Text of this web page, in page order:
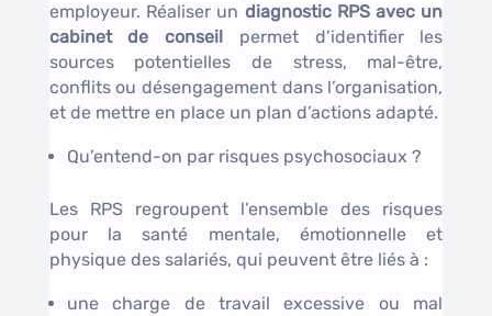
employeur. Réaliser un diagnostic RPS avec un
cabinet de conseil permet d’identifier les
sources potentielles de stress, mal-être,
conflits ou désengagement dans l’organisation,
et de mettre en place un plan d’actions adapté.
Qu’entend-on par risques psychosociaux ?
Les RPS regroupent l’ensemble des risques
pour la santé mentale, émotionnelle et
physique des salariés, qui peuvent être liés à :
une charge de travail excessive ou mal